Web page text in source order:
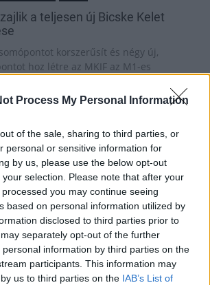
Process My Personal Information
of the sale, sharing to third parties, or
personal or sensitive information for
by us, please use the below opt-out
selection. Please note that after your
you may continue seeing
based on personal information utilized by
disclosed to third parties prior to
separately opt-out of the further
information by third parties on the
participants. This information may
us to third parties on the IAB’s List of
a teljesen új Bicske Kelet
korszerűsít és négy új,
hoz létre az MKIF az M1-es
Másfélszeresére bővítik
Hódmezővásárhely jó hírű református
iskoláját
Látványos építési szakasz indult be a
Flórián téri felüljárón